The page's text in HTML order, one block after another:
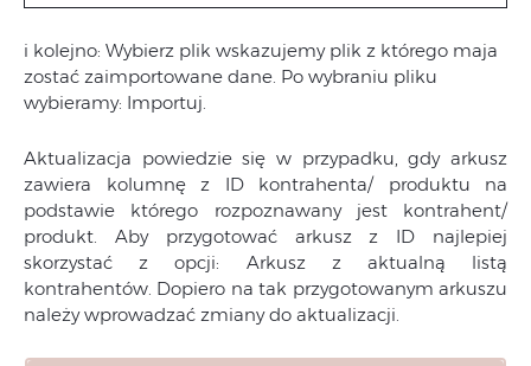
i kolejno: Wybierz plik wskazujemy plik z którego maja
zostać zaimportowane dane. Po wybraniu pliku
wybieramy: Importuj.
Aktualizacja powiedzie się w przypadku, gdy arkusz
zawiera kolumnę z ID kontrahenta/ produktu na
podstawie którego rozpoznawany jest kontrahent/
produkt. Aby przygotować arkusz z ID najlepiej
skorzystać z opcji: Arkusz z aktualną listą
kontrahentów. Dopiero na tak przygotowanym arkuszu
należy wprowadzać zmiany do aktualizacji.